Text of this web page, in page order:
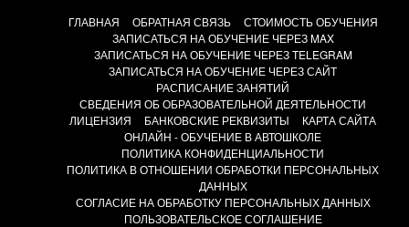
ГЛАВНАЯ ОБРАТНАЯ СВЯЗЬ
СТОИМОСТЬ ОБУЧЕНИЯ
ЗАПИСАТЬСЯ НА ОБУЧЕНИЕ ЧЕРЕЗ MAX
ЗАПИСАТЬСЯ НА ОБУЧЕНИЕ ЧЕРЕЗ TELEGRAM
ЗАПИСАТЬСЯ НА ОБУЧЕНИЕ ЧЕРЕЗ САЙТ
РАСПИСАНИЕ ЗАНЯТИЙ
СВЕДЕНИЯ ОБ ОБРАЗОВАТЕЛЬНОЙ ДЕЯТЕЛЬНОСТИ
ЛИЦЕНЗИЯ
БАНКОВСКИЕ РЕКВИЗИТЫ
КАРТА САЙТА
ОНЛАЙН - ОБУЧЕНИЕ В АВТОШКОЛЕ
ПОЛИТИКА КОНФИДЕНЦИАЛЬНОСТИ
ПОЛИТИКА В ОТНОШЕНИИ ОБРАБОТКИ ПЕРСОНАЛЬНЫХ
ДАННЫХ
СОГЛАСИЕ НА ОБРАБОТКУ ПЕРСОНАЛЬНЫХ ДАННЫХ
ПОЛЬЗОВАТЕЛЬСКОЕ СОГЛАШЕНИЕ